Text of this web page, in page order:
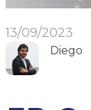
13/09/2023
Diego